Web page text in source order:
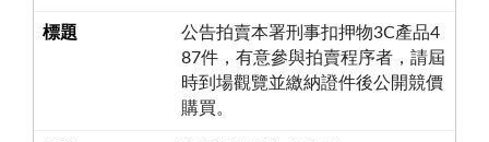
公告拍賣本署刑事扣押物3C產品4
87件，有意參與拍賣程序者，請屆
時到場觀覽並繳納證件後公開競價
購買。